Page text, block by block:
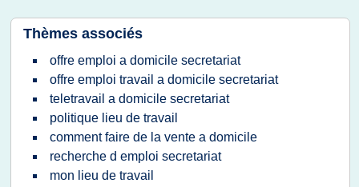
Thèmes associés
offre emploi a domicile secretariat
offre emploi travail a domicile secretariat
teletravail a domicile secretariat
politique lieu de travail
comment faire de la vente a domicile
recherche d emploi secretariat
mon lieu de travail